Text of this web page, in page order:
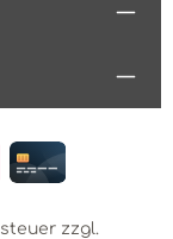
zzgl.